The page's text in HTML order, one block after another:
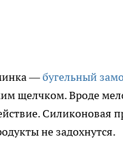
—бугельный
щелчком. Вроде
Силиконовая
не задохнутся.